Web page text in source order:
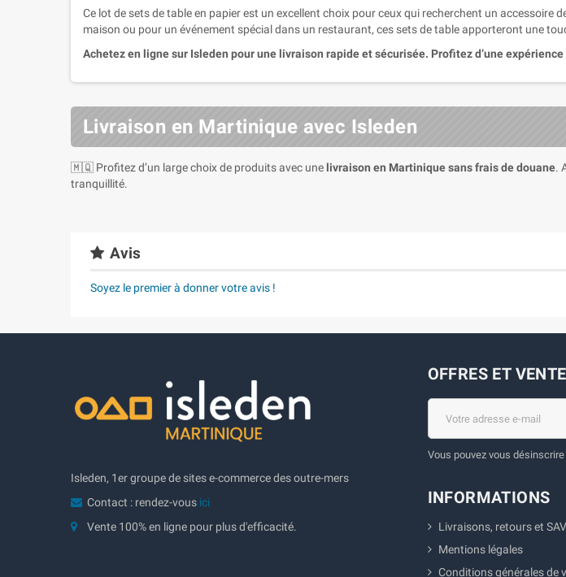
Ce lot de sets de table en papier est un excellent choix pour ceux qui recherchent un
maison ou pour un événement spécial dans un restaurant, ces sets de table apporteront une
Achetez en ligne sur Isleden pour une livraison rapide et sécurisée. Profitez d’une
Livraison en Martinique avec Isleden
🇲🇶 Profitez d’un large choix de produits avec une livraison en Martinique sans frais de douane.
tranquillité.
Avis
Soyez le premier à donner votre avis !
Isleden, 1er groupe de sites e-commerce des outre-mers
Contact : rendez-vous ici
Vente 100% en ligne pour plus d'efficacité.
OFFRES ET
Vous pouvez vous
INFORMATIONS
Livraisons, retours et SAV
Mentions légales
Conditions générales de